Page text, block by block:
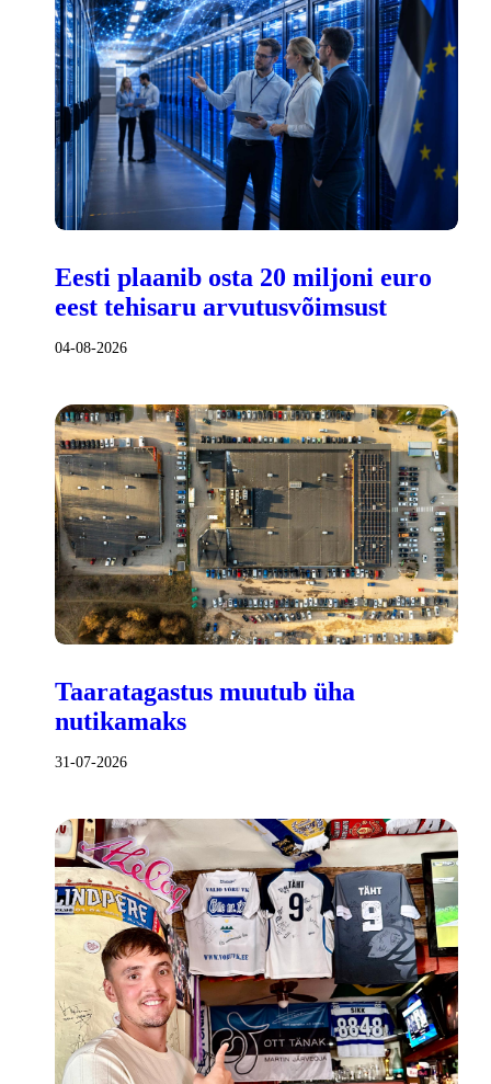
Eesti plaanib osta 20 miljoni euro
eest tehisaru arvutusvõimsust
04-08-2026
Taaratagastus muutub üha
nutikamaks
31-07-2026